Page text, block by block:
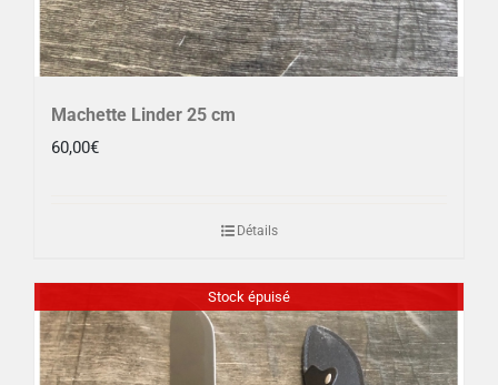
Machette Linder 25 cm
60,00€
Détails
Stock épuisé